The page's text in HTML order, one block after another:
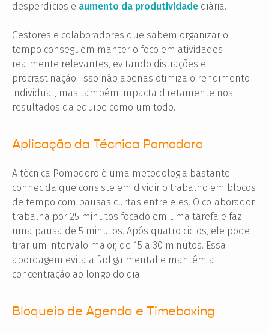
desperdícios e aumento da produtividade diária.
Gestores e colaboradores que sabem organizar o
tempo conseguem manter o foco em atividades
realmente relevantes, evitando distrações e
procrastinação. Isso não apenas otimiza o rendimento
individual, mas também impacta diretamente nos
resultados da equipe como um todo.
Aplicação da Técnica Pomodoro
A técnica Pomodoro é uma metodologia bastante
conhecida que consiste em dividir o trabalho em blocos
de tempo com pausas curtas entre eles. O colaborador
trabalha por 25 minutos focado em uma tarefa e faz
uma pausa de 5 minutos. Após quatro ciclos, ele pode
tirar um intervalo maior, de 15 a 30 minutos. Essa
abordagem evita a fadiga mental e mantém a
concentração ao longo do dia.
Bloqueio de Agenda e Timeboxing